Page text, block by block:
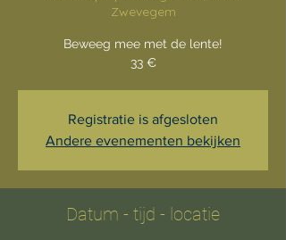
Zwevegem
Beweeg mee met de lente!
33 €
Registratie is afgesloten
Andere evenementen bekijken
Datum - tijd - locatie